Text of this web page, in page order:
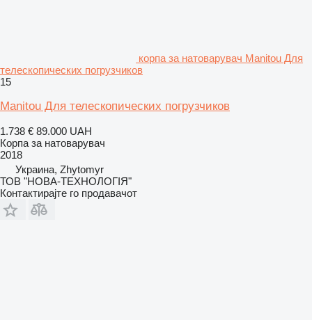
корпа за натоварувач Manitou Для
телескопических погрузчиков
15
Manitou Для телескопических погрузчиков
1.738 € 89.000 UAH
Корпа за натоварувач
2018
Украина, Zhytomyr
ТОВ "НОВА-ТЕХНОЛОГІЯ"
Контактирајте го продавачот